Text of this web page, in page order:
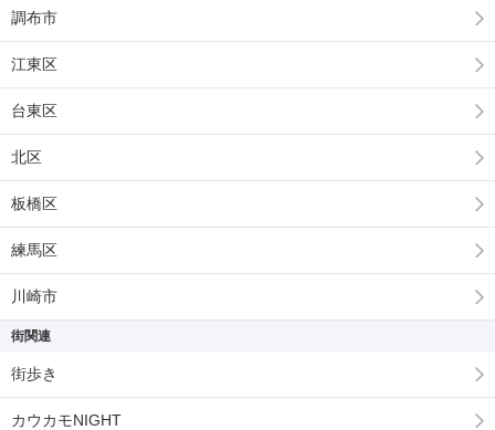
調布市
江東区
台東区
北区
板橋区
練馬区
川崎市
街関連
街歩き
カウカモNIGHT